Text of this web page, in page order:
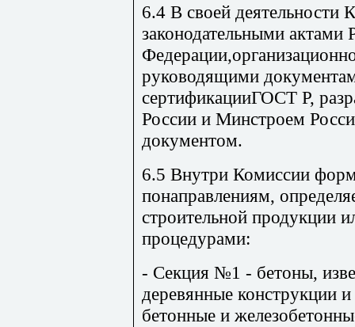
6.4 В своей деятельности
законодатель­ными актами
руководящими
сертификацииГОСТ Р,
России и Минстроем
документом.
6.5 Внутри Комиссии
понаправлениям,
строительной продукции
процедурами:
- Секция №1 - бетоны,
деревянные конструкции
бетонные и